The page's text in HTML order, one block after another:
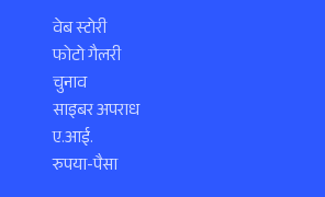
वेब स्टोरी
फोटो गैलरी
चुनाव
साइबर अपराध
ए.आई.
रुपया-पैसा